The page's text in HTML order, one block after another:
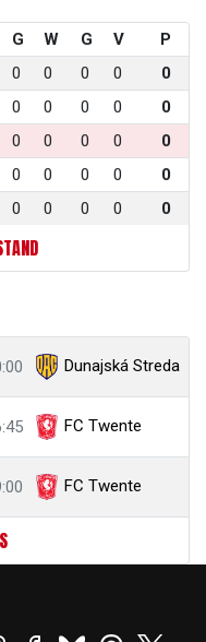
G W G V
P
0 0 0 0
0
0 0 0 0
0
0 0 0 0
0
0 0 0 0
0
0 0 0 0 0
Dunajská Streda
FC Twente
FC Twente